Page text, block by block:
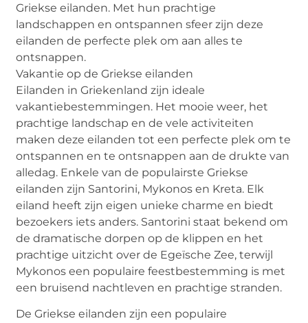
Griekse eilanden. Met hun prachtige
landschappen en ontspannen sfeer zijn deze
eilanden de perfecte plek om aan alles te
ontsnappen.
Vakantie op de Griekse eilanden
Eilanden in Griekenland zijn ideale
vakantiebestemmingen. Het mooie weer, het
prachtige landschap en de vele activiteiten
maken deze eilanden tot een perfecte plek om te
ontspannen en te ontsnappen aan de drukte van
alledag. Enkele van de populairste Griekse
eilanden zijn Santorini, Mykonos en Kreta. Elk
eiland heeft zijn eigen unieke charme en biedt
bezoekers iets anders. Santorini staat bekend om
de dramatische dorpen op de klippen en het
prachtige uitzicht over de Egeïsche Zee, terwijl
Mykonos een populaire feestbestemming is met
een bruisend nachtleven en prachtige stranden.
De Griekse eilanden zijn een populaire